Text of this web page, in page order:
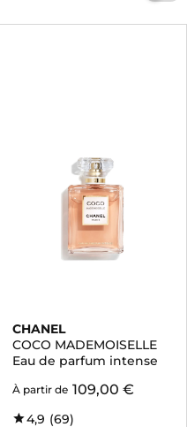
CHANEL
COCO MADEMOISELLE
Eau de parfum intense
À partir de 109,00 €
4,9 (69)